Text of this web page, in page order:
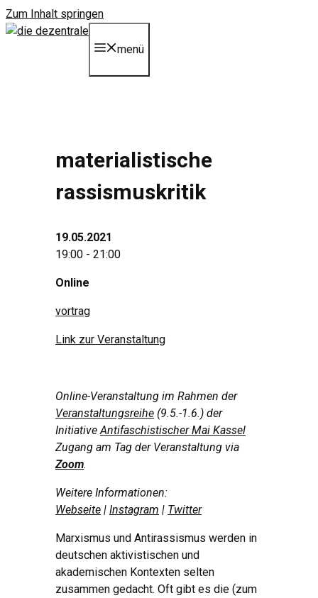
Zum Inhalt springen
menü
materialistische
rassismuskritik
19.05.2021
19:00 - 21:00
Online
vortrag
Link zur Veranstaltung
Online-Veranstaltung im Rahmen der
Veranstaltungsreihe (9.5.-1.6.) der
InitiativeAntifaschistischer Mai Kassel
Zugang am Tag der Veranstaltung via
Zoom.
Weitere Informationen:
Webseite | Instagram | Twitter
Marxismus und Antirassismus werden in
deutschen aktivistischen und
akademischen Kontexten selten
zusammen gedacht. Oft gibt es die (zum